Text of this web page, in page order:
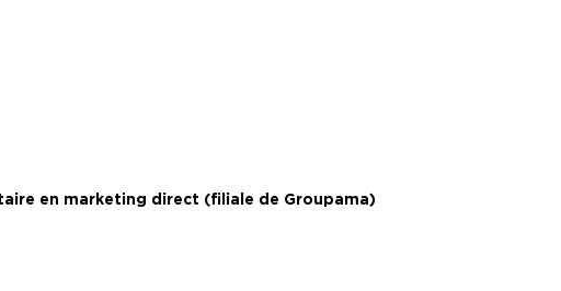
en marketing direct (filiale de Groupama)